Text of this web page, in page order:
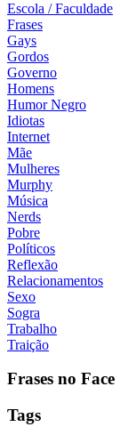
Escola / Faculdade
Frases
Gays
Gordos
Governo
Homens
Humor Negro
Idiotas
Internet
Mãe
Mulheres
Murphy
Música
Nerds
Pobre
Políticos
Reflexão
Relacionamentos
Sexo
Sogra
Trabalho
Traição
Frases no Face
Tags